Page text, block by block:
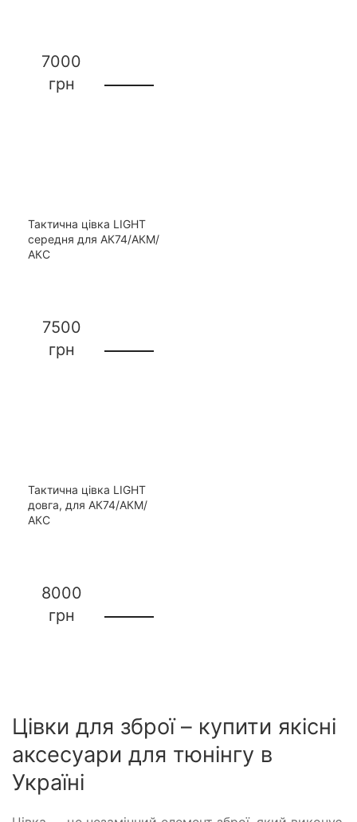
7000
грн
Тактична цівка LIGHT
середня для АК74/АКМ/
АКС
7500
грн
Тактична цівка LIGHT
довга, для АК74/АКМ/
АКС
8000
грн
Цівки для зброї – купити якісні
аксесуари для тюнінгу в
Україні